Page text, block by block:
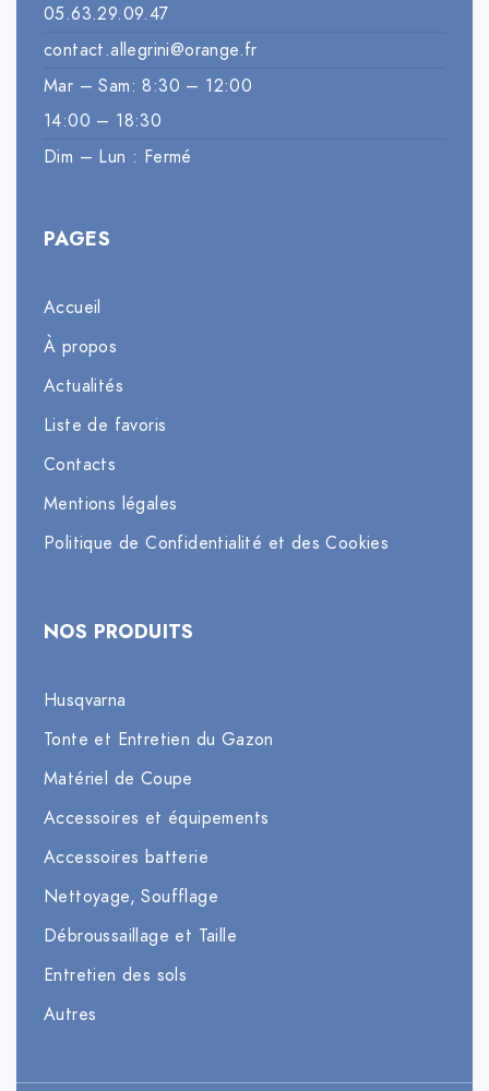
05.63.29.09.47
contact.allegrini@orange.fr
Mar – Sam: 8:30 – 12:00
14:00 – 18:30
Dim – Lun : Fermé
PAGES
Accueil
À propos
Actualités
Liste de favoris
Contacts
Mentions légales
Politique de Confidentialité et des Cookies
NOS PRODUITS
Husqvarna
Tonte et Entretien du Gazon
Matériel de Coupe
Accessoires et équipements
Accessoires batterie
Nettoyage, Soufflage
Débroussaillage et Taille
Entretien des sols
Autres